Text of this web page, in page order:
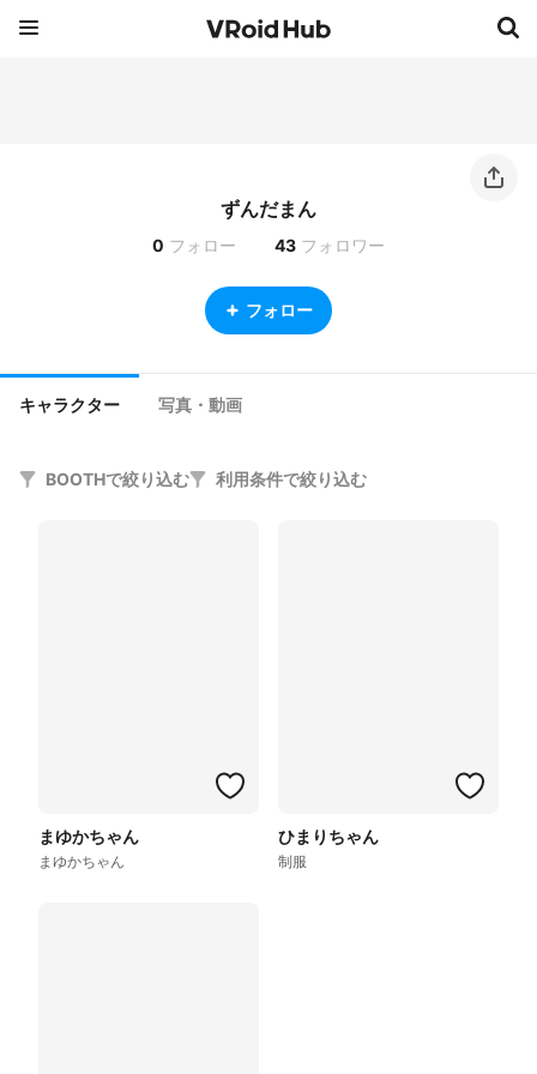
ずんだまん
0 フォロー 43 フォロワー
フォロー
キャラクター 写真・動画
BOOTHで絞り込む 利用条件で絞り込む
まゆかちゃん
まゆかちゃん
ひまりちゃん
制服